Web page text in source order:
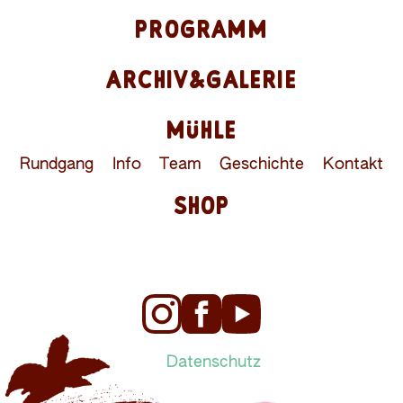
PROGRAMM
ARCHIV&GALERIE
MÜHLE
Rundgang Info Team Geschichte Kontakt
SHOP
Datenschutz